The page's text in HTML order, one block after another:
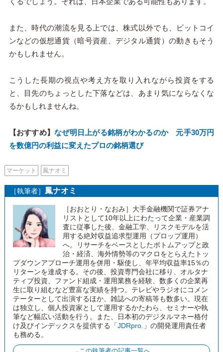
また、時代の潮流を見る上では、株式以外でも、ビットコイ
ンなどの仮想通貨（暗号資産、デジタル通貨）の動きもそう
かもしれません。
こうした長期の視点や考え方を取り入れながら投資をする
と、目先のちょっとした下落などは、あまり気にならなくな
るかもしれませんね。
【おすすめ】なぜ明日上がる銘柄がわかるのか 元手30万円
を数億円の利益に変えたプロの銘柄選び
マーケット 鳳ナオミ
［執筆者］ 鳳ナオミ
［おおとり・なおみ］大手金融機関で証券アナ
リストとして10年以上にわたって企業・産業調
査に従事した後、金融工学、リスクモデルを活
用する絶対収益追求型運用（プロップ運用）
へ。リサーチをベースとしたボトムアップと政
治・経済、海外情勢等のマクロをとらえたトッ
プダウンアプローチ運用を併用・駆使し、年平均収益率15％の
リターンを達成する。その後、投資専門会社に移り、オルタナ
ティブ投資、ファンド組成・運用業務を経験、数多くの企業再
生に取り組むなど豊富な実績を持つ。テレビやラジオにコメン
テーターとして出演するほか、雑誌への寄稿等も数多い。現在
は独立し、個人投資家として運用するかたわら、セミナーや執
筆など幅広い活動を行う。また、日本初のデジタルマネー格付
け及びインデックスを提供する「 JDRpro. 」の開発運用責任者
も務める。